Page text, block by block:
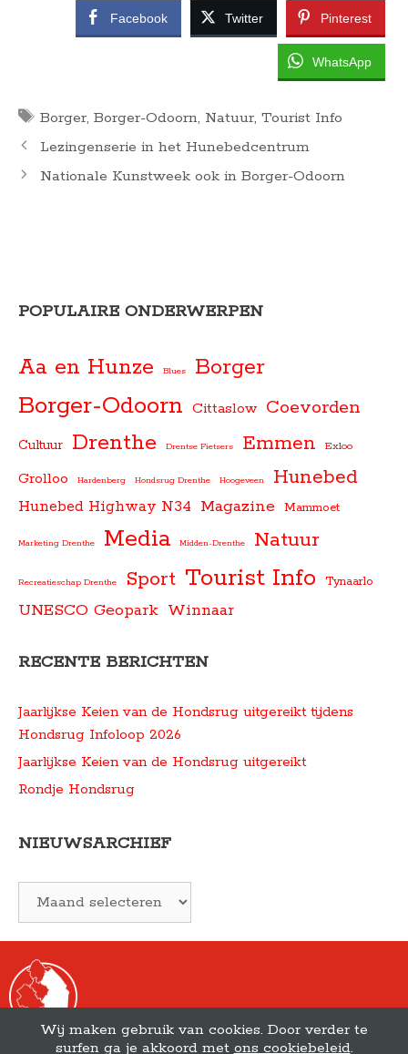
Facebook Twitter Pinterest
WhatsApp
Tags
Borger, Borger-Odoorn, Natuur, Tourist Info
Lezingenserie in het Hunebedcentrum
Nationale Kunstweek ook in Borger-Odoorn
POPULAIRE ONDERWERPEN
Aa en Hunze Blues Borger
Borger-Odoorn Cittaslow Coevorden
Cultuur Drenthe Drentse Fietsers Emmen Exloo
Grolloo Hardenberg Hondsrug Drenthe Hoogeveen Hunebed
Hunebed Highway N34 Magazine Mammoet
Marketing Drenthe Media Midden-Drenthe Natuur
Recreatieschap Drenthe Sport Tourist Info Tynaarlo
UNESCO Geopark Winnaar
RECENTE BERICHTEN
Jaarlijkse Keien van de Hondsrug uitgereikt tijdens
Hondsrug Infoloop 2026
Jaarlijkse Keien van de Hondsrug uitgereikt
Rondje Hondsrug
NIEUWSARCHIEF
Wij maken gebruik van cookies. Door verder te
surfen ga je akkoord met ons cookiebeleid.